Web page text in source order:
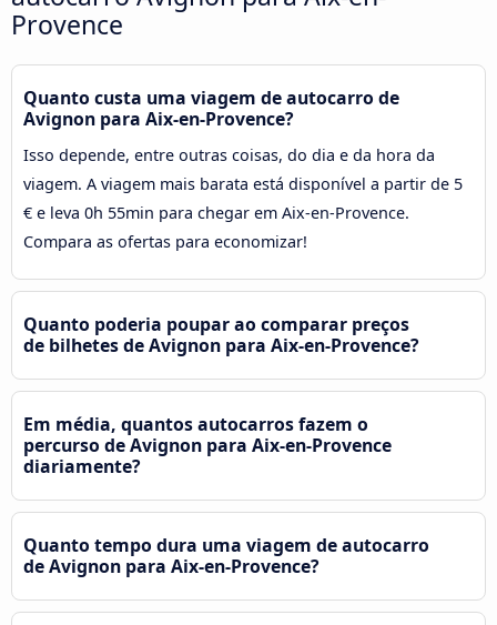
Provence
Quanto custa uma viagem de autocarro de
Avignon para Aix-en-Provence?
Isso depende, entre outras coisas, do dia e da hora da
viagem. A viagem mais barata está disponível a partir de 5
€ e leva 0h 55min para chegar em Aix-en-Provence.
Compara as ofertas para economizar!
Quanto poderia poupar ao comparar preços
de bilhetes de Avignon para Aix-en-Provence?
Em média, quantos autocarros fazem o
percurso de Avignon para Aix-en-Provence
diariamente?
Quanto tempo dura uma viagem de autocarro
de Avignon para Aix-en-Provence?